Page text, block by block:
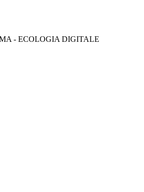
- ECOLOGIA DIGITALE